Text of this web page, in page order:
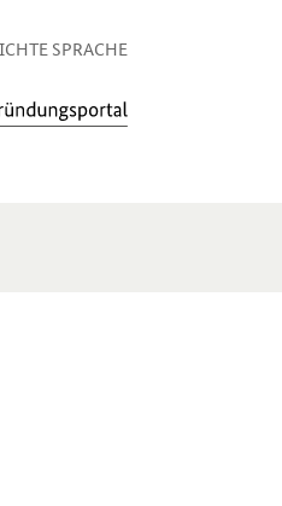
SPRACHE